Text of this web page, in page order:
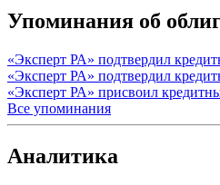
Упоминания об
«Эксперт РА» подтвердил
«Эксперт РА» подтвердил
«Эксперт РА» присвоил
Все упоминания
Аналитика